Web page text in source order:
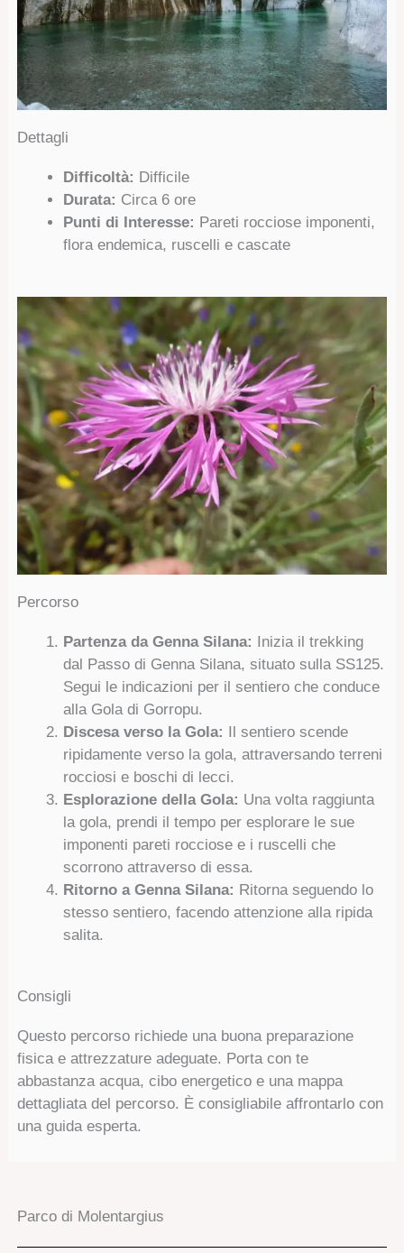
Dettagli
Difficoltà: Difficile
Durata: Circa 6 ore
Punti di Interesse: Pareti rocciose imponenti,
flora endemica, ruscelli e cascate
Percorso
Partenza da Genna Silana: Inizia il trekking
dal Passo di Genna Silana, situato sulla SS125.
Segui le indicazioni per il sentiero che conduce
alla Gola di Gorropu.
Discesa verso la Gola: Il sentiero scende
ripidamente verso la gola, attraversando terreni
rocciosi e boschi di lecci.
Esplorazione della Gola: Una volta raggiunta
la gola, prendi il tempo per esplorare le sue
imponenti pareti rocciose e i ruscelli che
scorrono attraverso di essa.
Ritorno a Genna Silana: Ritorna seguendo lo
stesso sentiero, facendo attenzione alla ripida
salita.
Consigli
Questo percorso richiede una buona preparazione
fisica e attrezzature adeguate. Porta con te
abbastanza acqua, cibo energetico e una mappa
dettagliata del percorso. È consigliabile affrontarlo con
una guida esperta.
Parco di Molentargius